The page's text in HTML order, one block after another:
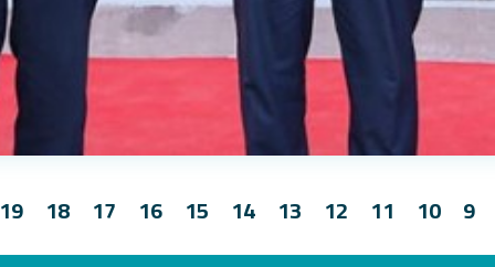
9
10
11
12
13
14
15
16
17
18